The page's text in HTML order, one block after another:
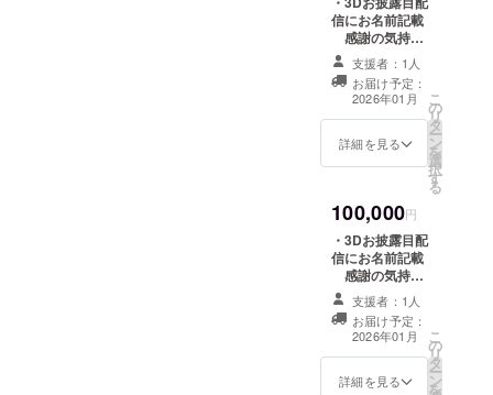
筆お手紙 ※記載
いただいた氏
名・住所にお送
りします。
け壁紙配布 ・3D
でのお礼動画(共
通・収録時間：1
分間) ※記載いた
だいたメールア
ドレスにお送り
します。 【現物
リターン】 ・
チェキ風カード
(直筆サイン付
き) ・クラファン
限定書き下ろし
イラスト缶バッ
ジ(44mm) ・直
筆お手紙 ・クラ
ファン限定書き
下ろしイラスト
アクリルスタン
ド ※記載いただ
いた氏名・住所
にお送りしま
す。
信にお名前記載
感謝の気持ち
を込めて、3Dお
披露目配信にお
名前を掲載しま
す。 ※支援
時、必ず備考欄
に希望されるお
・クラファン限
定スマホ待ち受
け壁紙配布 ・3D
でのお礼動画(共
通・収録時間：1
分間) ※記載いた
だいたメールア
ドレスにお送り
します。 【現物
リターン】 ・
チェキ風カード
支援者：1人
お届け予定：
2026年01月
詳細を見る
こ
の
リ
タ
ー
ン
を
選
択
す
る
100,000円
・3Dお披露目配
信にお名前記載
感謝の気持ち
を込めて、3Dお
披露目配信にお
名前を掲載しま
す。 ※支援
時、必ず備考欄
に希望されるお
支援者：1人
お届け予定：
2026年01月
詳細を見る
こ
の
リ
タ
ー
ン
を